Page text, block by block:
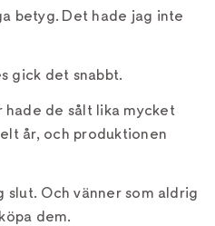
betyg. Det hade jag inte
gick det snabbt.
hade de sålt lika mycket
år, och produktionen
slut. Och vänner som aldrig
dem.